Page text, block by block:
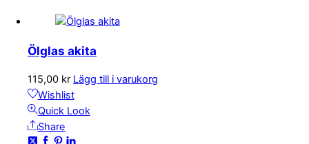
Ölglas akita
115,00 kr Lägg till i varukorg
Wishlist
Quick Look
Share